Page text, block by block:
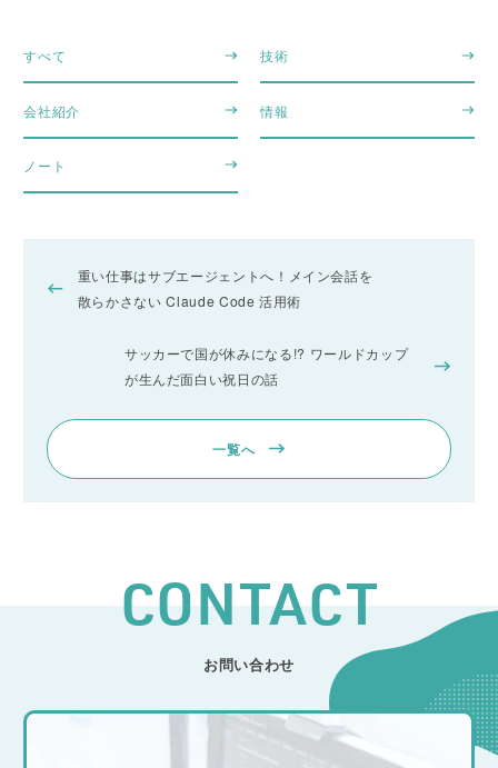
すべて 技術
会社紹介 情報
ノート
重い仕事はサブエージェントへ！メイン会話を
散らかさない Claude Code 活用術
サッカーで国が休みになる!? ワールドカップ
が生んだ面白い祝日の話
一覧へ
CONTACT
お問い合わせ